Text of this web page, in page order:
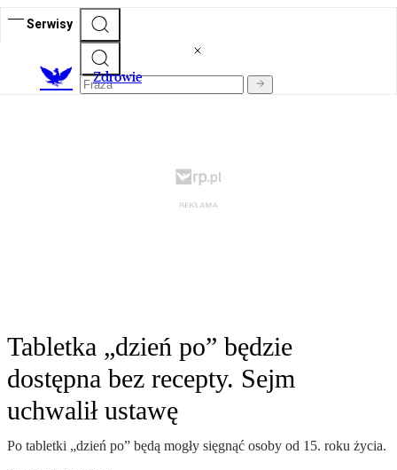
Serwisy
Zdrowie
Tabletka „dzień po” będzie
dostępna bez recepty. Sejm
uchwalił ustawę
Po tabletki „dzień po” będą mogły sięgnąć osoby od 15. roku życia.